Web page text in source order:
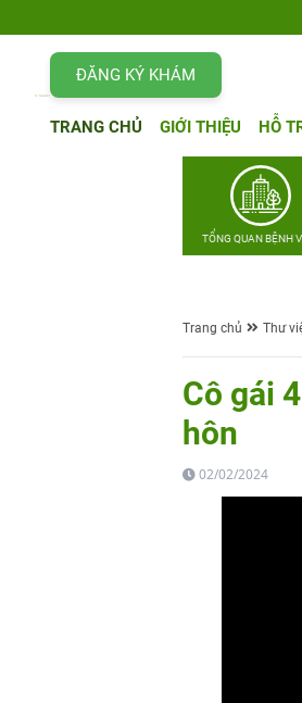
ĐĂNG KÝ KHÁM
TRANG CHỦ GIỚI THIỆU HỖ
TỔNG QUAN BỆNH
Trang chủ Thư
Cô gái
hôn
02/02/2024